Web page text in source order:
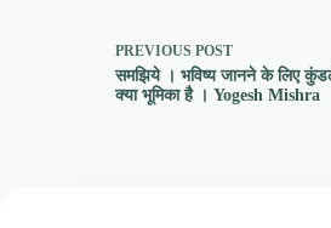
PREVIOUS POST
समझिये । भविष्य जानने के लिए
क्या भूमिका है । Yogesh Mishra